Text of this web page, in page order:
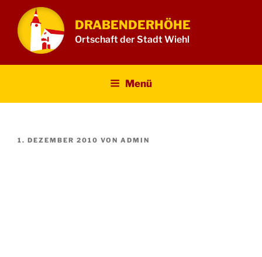
Inhalt
springen
DRABENDERHÖHE
Ortschaft der Stadt Wiehl
Menü
VERÖFFENTLICHT
1. DEZEMBER 2010 VON ADMIN